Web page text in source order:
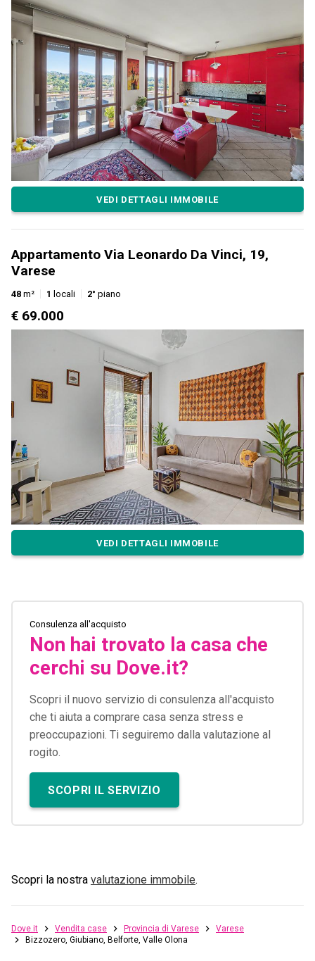
VEDI DETTAGLI IMMOBILE
Appartamento Via Leonardo Da Vinci, 19,
Varese
48 m² 1 locali 2° piano
€ 69.000
VEDI DETTAGLI IMMOBILE
Consulenza all'acquisto
Non hai trovato la casa che
cerchi su Dove.it?
Scopri il nuovo servizio di consulenza all'acquisto
che ti aiuta a comprare casa senza stress e
preoccupazioni. Ti seguiremo dalla valutazione al
rogito.
SCOPRI IL SERVIZIO
Scopri la nostra valutazione immobile.
Dove.it Vendita case Provincia di Varese
Varese
Bizzozero, Giubiano, Belforte, Valle Olona